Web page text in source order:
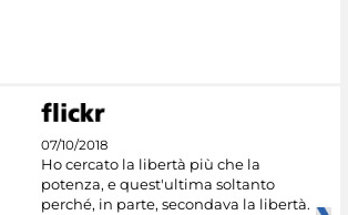
07/10/2018
Ho cercato la libertà più che la
potenza, e quest'ultima soltanto
perché, in parte, secondava la libertà.